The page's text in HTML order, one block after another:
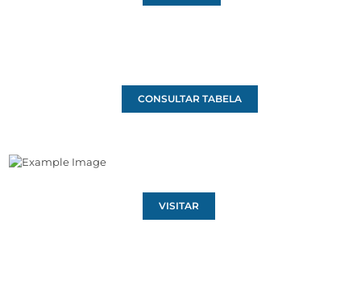
CONSULTAR TABELA
VISITAR